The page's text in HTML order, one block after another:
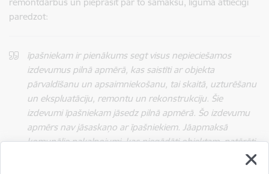
paredzot:
īpašniekam ir pienākums segt visus nepieciešamos
izdevumus pilnā apmērā, kas saistīti ar objekta
pārvaldīšanu un apsaimniekošanu, tai skaitā, uzturēšanu
un ekspluatāciju, remontu un rekonstrukciju. Šie
izdevumi īpašniekam jāsedz pilnā apmērā. Šo izdevumu
apmērs nav jāsaskaņo ar īpašniekiem. Jāapmaksā
komunālie pakalpojumi, kas piegādāti objektam, patērēti